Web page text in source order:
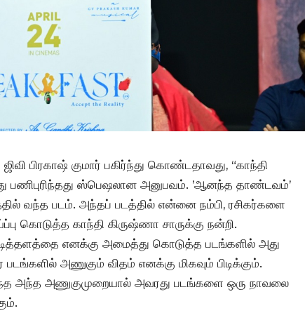
ஜிவி பிரகாஷ் குமார் பகிர்ந்து கொண்டதாவது, “காந்தி
ஸ்பெஷலான அனுபவம். ’ஆனந்த தாண்டவம்’
வந்த படம். அந்தப் படத்தில் என்னை நம்பி, ரசிகர்களை
கொடுத்த காந்தி கிருஷ்ணா சாருக்கு நன்றி.
எனக்கு அமைத்து கொடுத்த படங்களில் அது
அணுகும் விதம் எனக்கு மிகவும் பிடிக்கும்.
அந்த அணுகுமுறையால் அவரது படங்களை ஒரு நாவலை